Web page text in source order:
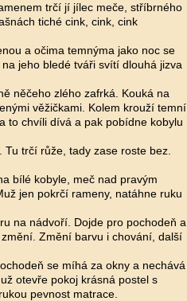
trčí jí jílec meče, stříbrného
tiché cink, cink, cink
a očima temnýma jako noc se
jeho bledé tváři svítí dlouhá jizva
něčeho zlého zafrká. Kouká na
věžičkami. Kolem krouží temní
to chvíli dívá a pak pobídne kobylu
trčí růže, tady zase roste bez.
bílé kobyle, meč nad pravým
jen pokrčí rameny, natáhne ruku
na nádvoří. Dojde pro pochodeň a
Změní barvu i chování, další
se míhá za okny a nechává
otevře pokoj krásná postel s
pevnost matrace.